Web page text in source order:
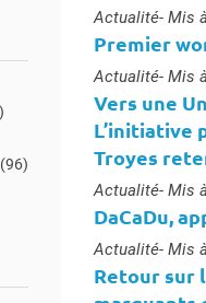
résultats
)
résultats
)
Type :
Actualité- Mis
Premier
Type :
Actualité- Mis
Vers une
L’initiative
Troyes
Type :
Actualité- Mis
DaCaDu,
Type :
Actualité- Mis
Retour sur